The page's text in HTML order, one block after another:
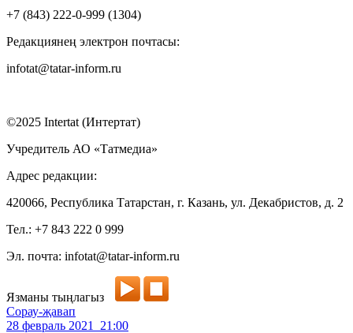
+7 (843) 222-0-999 (1304)
Редакциянең электрон почтасы:
infotat@tatar-inform.ru
©2025 Intertat (Интертат)
Учредитель АО «Татмедиа»
Адрес редакции:
420066, Республика Татарстан, г. Казань, ул. Декабристов, д. 2
Тел.: +7 843 222 0 999
Эл. почта: infotat@tatar-inform.ru
Язманы тыңлагыз
Сорау-җавап
28 февраль 2021 21:00